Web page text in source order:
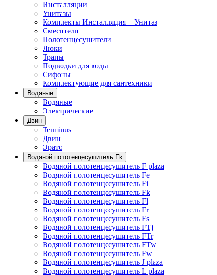
Инсталляции
Унитазы
Комплекты Инсталляция + Унитаз
Смесители
Полотенцесушители
Люки
Трапы
Подводки для воды
Сифоны
Комплектующие для сантехники
Водяные
Водяные
Электрические
Двин
Terminus
Двин
Эрато
Водяной полотенцесушитель Fk
Водяной полотенцесушитель F plaza
Водяной полотенцесушитель Fe
Водяной полотенцесушитель Fi
Водяной полотенцесушитель Fk
Водяной полотенцесушитель Fl
Водяной полотенцесушитель Fr
Водяной полотенцесушитель Fs
Водяной полотенцесушитель FTj
Водяной полотенцесушитель FTr
Водяной полотенцесушитель FTw
Водяной полотенцесушитель Fw
Водяной полотенцесушитель J plaza
Водяной полотенцесушитель L plaza